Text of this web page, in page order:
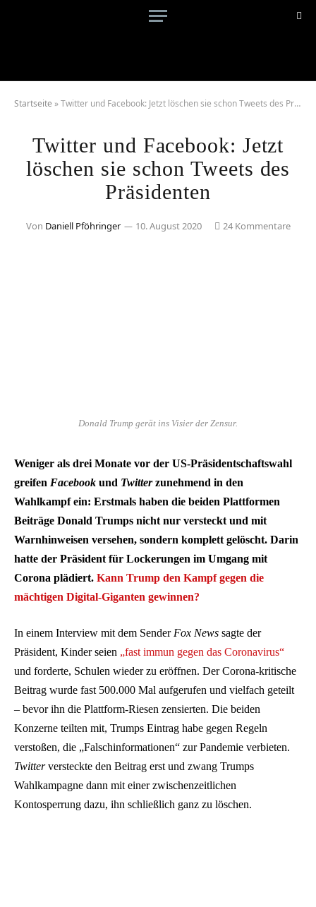
Startseite »Twitter und Facebook: Jetzt löschen sie schon Tweets des Präsidenten
Twitter und Facebook: Jetzt
löschen sie schon Tweets des
Präsidenten
Von Daniell Pföhringer 10. August 2020 24 Kommentare
Donald Trump gerät ins Visier der Zensur.
Weniger als drei Monate vor der US-Präsidentschaftswahl
greifen Facebook und Twitterzunehmend in den
Wahlkampf ein: Erstmals haben die beiden Plattformen
Beiträge Donald Trumps nicht nur versteckt und mit
Warnhinweisen versehen, sondern komplett gelöscht. Darin
hatte der Präsident für Lockerungen im Umgang mit
Corona plädiert. Kann Trump den Kampf gegen die
mächtigen Digital-Giganten gewinnen?
In einem Interview mit dem SenderFox News sagte der
Präsident, Kinder seien „fast immun gegen das Coronavirus“
und forderte, Schulen wieder zu eröffnen. Der Corona-kritische
Beitrag wurde fast 500.000 Mal aufgerufen und vielfach geteilt
– bevor ihn die Plattform-Riesen zensierten. Die beiden
Konzerne teilten mit, Trumps Eintrag habe gegen Regeln
verstoßen, die „Falschinformationen“ zur Pandemie verbieten.
Twitterversteckte den Beitrag erst und zwang Trumps
Wahlkampagne dann mit einer zwischenzeitlichen
Kontosperrung dazu, ihn schließlich ganz zu löschen.